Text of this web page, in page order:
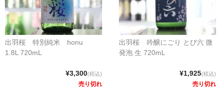
出羽桜 特別純米 honu
1.8L 720mL
¥3,300(税込)
売り切れ
出羽桜 吟醸にごり とび六 微
発泡 生 720mL
¥1,925(税込)
売り切れ